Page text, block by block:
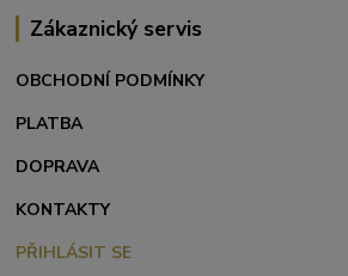
Zákaznický servis
OBCHODNÍ PODMÍNKY
PLATBA
DOPRAVA
KONTAKTY
PŘIHLÁSIT SE